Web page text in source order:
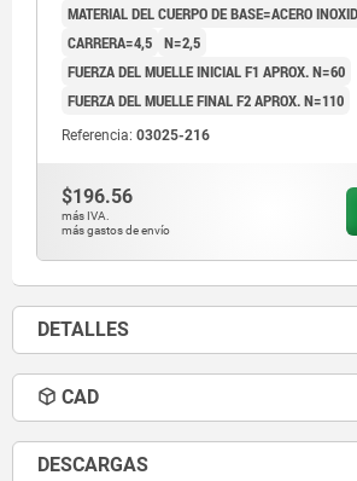
MATERIAL DEL CUERPO DE BASE=ACERO
CARRERA=4,5 N=2,5
FUERZA DEL MUELLE INICIAL F1 APROX. N=60
FUERZA DEL MUELLE FINAL F2 APROX. N=110
Referencia: 03025-216
$196.56
más IVA.
más gastos de envío
DETALLES
CAD
DESCARGAS